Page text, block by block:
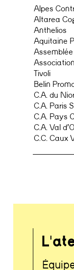
Alpes
Altarea
Anthelios
Aquitaine
Tivoli
Belin
C.A. du
C.A. Paris
C.A. Pays
C.A. Val
C.C. Caux